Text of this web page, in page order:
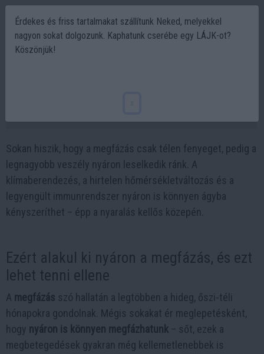
Sokan hiszik, hogy a megfázás csak télen fenyeget, pedig a
legnagyobb veszély nyáron leselkedik ránk. A
klímaberendezés, a hirtelen hőmérsékletváltozás és a
legyengült immunrendszer nyáron is könnyen ágyba
kényszeríthet – épp a nyaralás kellős közepén.
Ezért alakul ki nyáron a megfázás, és ezt
lehet tenni ellene
A megfázás szó hallatán a legtöbben a hideg, őszi-téli
hónapokra gondolnak. Mégis sokakat ér meglepetésként,
hogy nyáron is könnyen megfázhatunk – sőt, ezek a
megbetegedések gyakran még kellemetlenebbek is
Érdekes és friss tartalmakat szállítunk Neked, melyekkel
nagyon sokat dolgozunk. Kaphatunk cserébe egy LÁJK-ot?
Köszönjük!